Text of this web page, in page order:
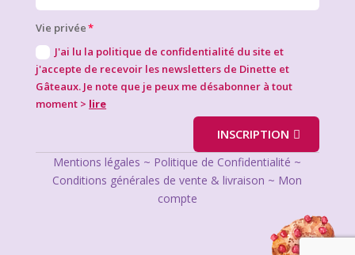
Vie privée
J'ai lu la politique de confidentialité du site et
j'accepte de recevoir les newsletters de Dinette et
Gâteaux. Je note que je peux me désabonner à tout
moment > lire
INSCRIPTION
Mentions légales ~ Politique de Confidentialité ~
Conditions générales de vente & livraison ~ Mon
compte